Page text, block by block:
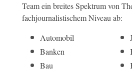
Team ein breites Spektrum von
fachjournalistischem Niveau ab:
Automobil
Banken
Bau